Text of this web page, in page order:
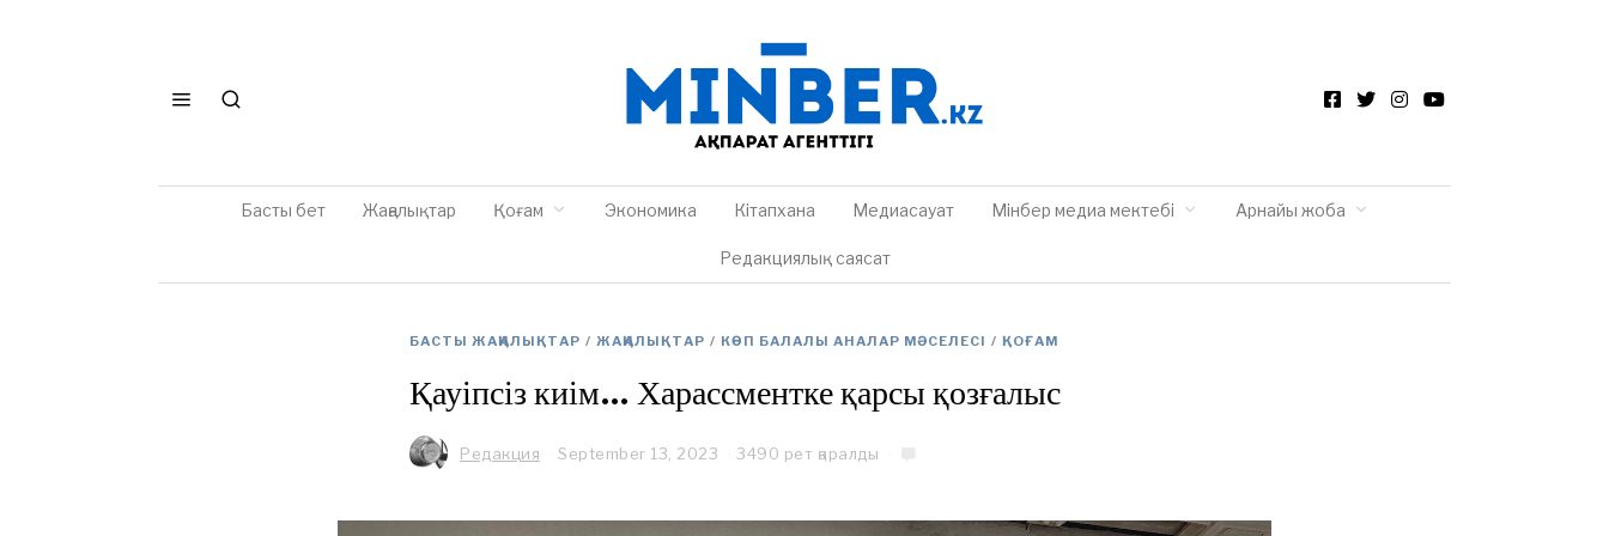
Басты бет Жаңалықтар Қоғам Экономика Кітапхана Медиасауат Мінбер медиа мектебі Арнайы жоба
Редакциялық саясат
БАСТЫ ЖАҢАЛЫҚТАР / ЖАҢАЛЫҚТАР / КӨП БАЛАЛЫ АНАЛАР МӘСЕЛЕСІ / ҚОҒАМ
Қауіпсіз киім… Харассментке қарсы қозғалыс
Редакция September 13, 2023
t
3490 рет қаралды